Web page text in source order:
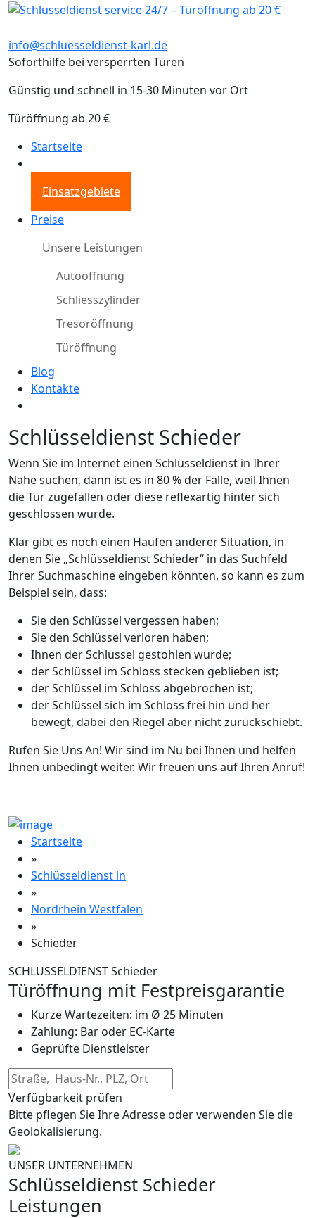
info@schluesseldienst-karl.de
Soforthilfe bei versperrten Türen
Günstig und schnell in 15-30 Minuten vor Ort
Türöffnung ab 20 €
Startseite
Einsatzgebiete
Preise
Unsere Leistungen
Autoöffnung
Schliesszylinder
Tresoröffnung
Türöffnung
Blog
Kontakte
Schlüsseldienst Schieder
Wenn Sie im Internet einen Schlüsseldienst in Ihrer
Nähe suchen, dann ist es in 80 % der Fälle, weil Ihnen
die Tür zugefallen oder diese reflexartig hinter sich
geschlossen wurde.
Klar gibt es noch einen Haufen anderer Situation, in
denen Sie „Schlüsseldienst Schieder“ in das Suchfeld
Ihrer Suchmaschine eingeben könnten, so kann es zum
Beispiel sein, dass:
Sie den Schlüssel vergessen haben;
Sie den Schlüssel verloren haben;
Ihnen der Schlüssel gestohlen wurde;
der Schlüssel im Schloss stecken geblieben ist;
der Schlüssel im Schloss abgebrochen ist;
der Schlüssel sich im Schloss frei hin und her
bewegt, dabei den Riegel aber nicht zurückschiebt.
Rufen Sie Uns An! Wir sind im Nu bei Ihnen und helfen
Ihnen unbedingt weiter. Wir freuen uns auf Ihren Anruf!
Startseite
»
Schlüsseldienst in
»
Nordrhein Westfalen
»
Schieder
SCHLÜSSELDIENST Schieder
Türöffnung mit Festpreisgarantie
Kurze Wartezeiten: im Ø 25 Minuten
Zahlung: Bar oder EC-Karte
Geprüfte Dienstleister
Verfügbarkeit prüfen
Bitte pflegen Sie Ihre Adresse oder verwenden Sie die
Geolokalisierung.
UNSER UNTERNEHMEN
Schlüsseldienst Schieder
Leistungen